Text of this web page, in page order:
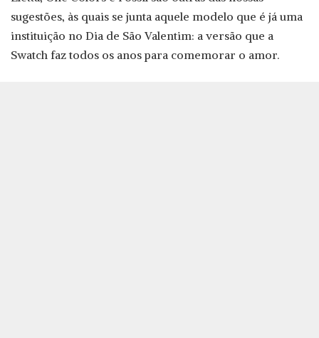
sugestões, às quais se junta aquele modelo que é já uma
instituição no Dia de São Valentim: a versão que a
Swatch faz todos os anos para comemorar o amor.